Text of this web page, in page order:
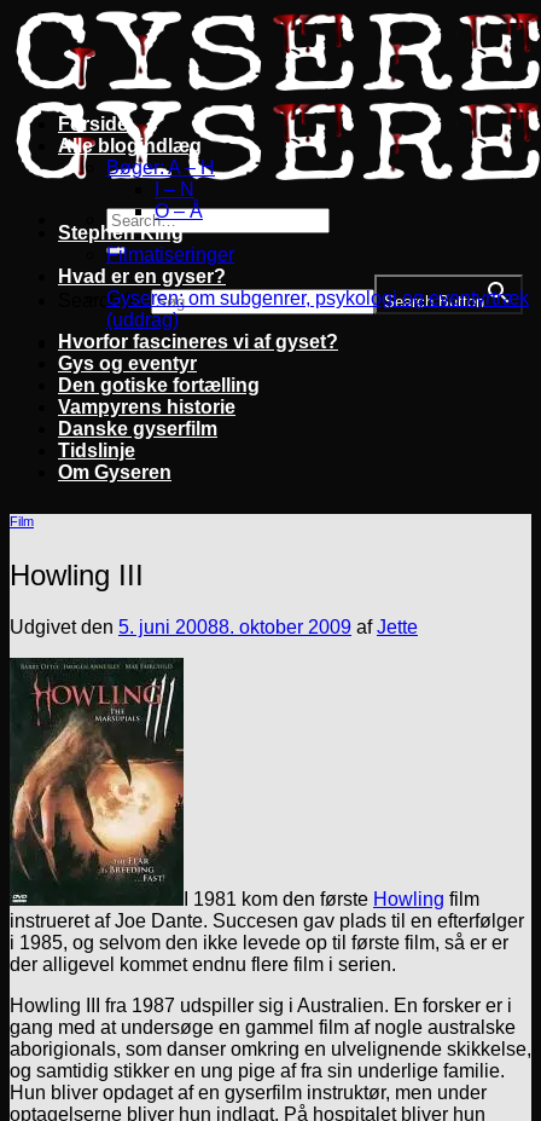
Fortsæt
til
indhold
Search for: Search Button
Forside
Alle blogindlæg
Bøger: A – H
I – N
O – Å
Stephen King
Filmatiseringer
Hvad er en gyser?
Gyseren: om subgenrer, psykologi og eventyrtræk
(uddrag)
Hvorfor fascineres vi af gyset?
Gys og eventyr
Den gotiske fortælling
Vampyrens historie
Danske gyserfilm
Tidslinje
Om Gyseren
Film
Howling III
Udgivet den 5. juni 20088. oktober 2009 afJette
I 1981 kom den første Howling film
instrueret af Joe Dante. Succesen gav plads til en efterfølger
i 1985, og selvom den ikke levede op til første film, så er er
der alligevel kommet endnu flere film i serien.
Howling III fra 1987 udspiller sig i Australien. En forsker er i
gang med at undersøge en gammel film af nogle australske
aborigionals, som danser omkring en ulvelignende skikkelse,
og samtidig stikker en ung pige af fra sin underlige familie.
Hun bliver opdaget af en gyserfilm instruktør, men under
optagelserne bliver hun indlagt. På hospitalet bliver hun